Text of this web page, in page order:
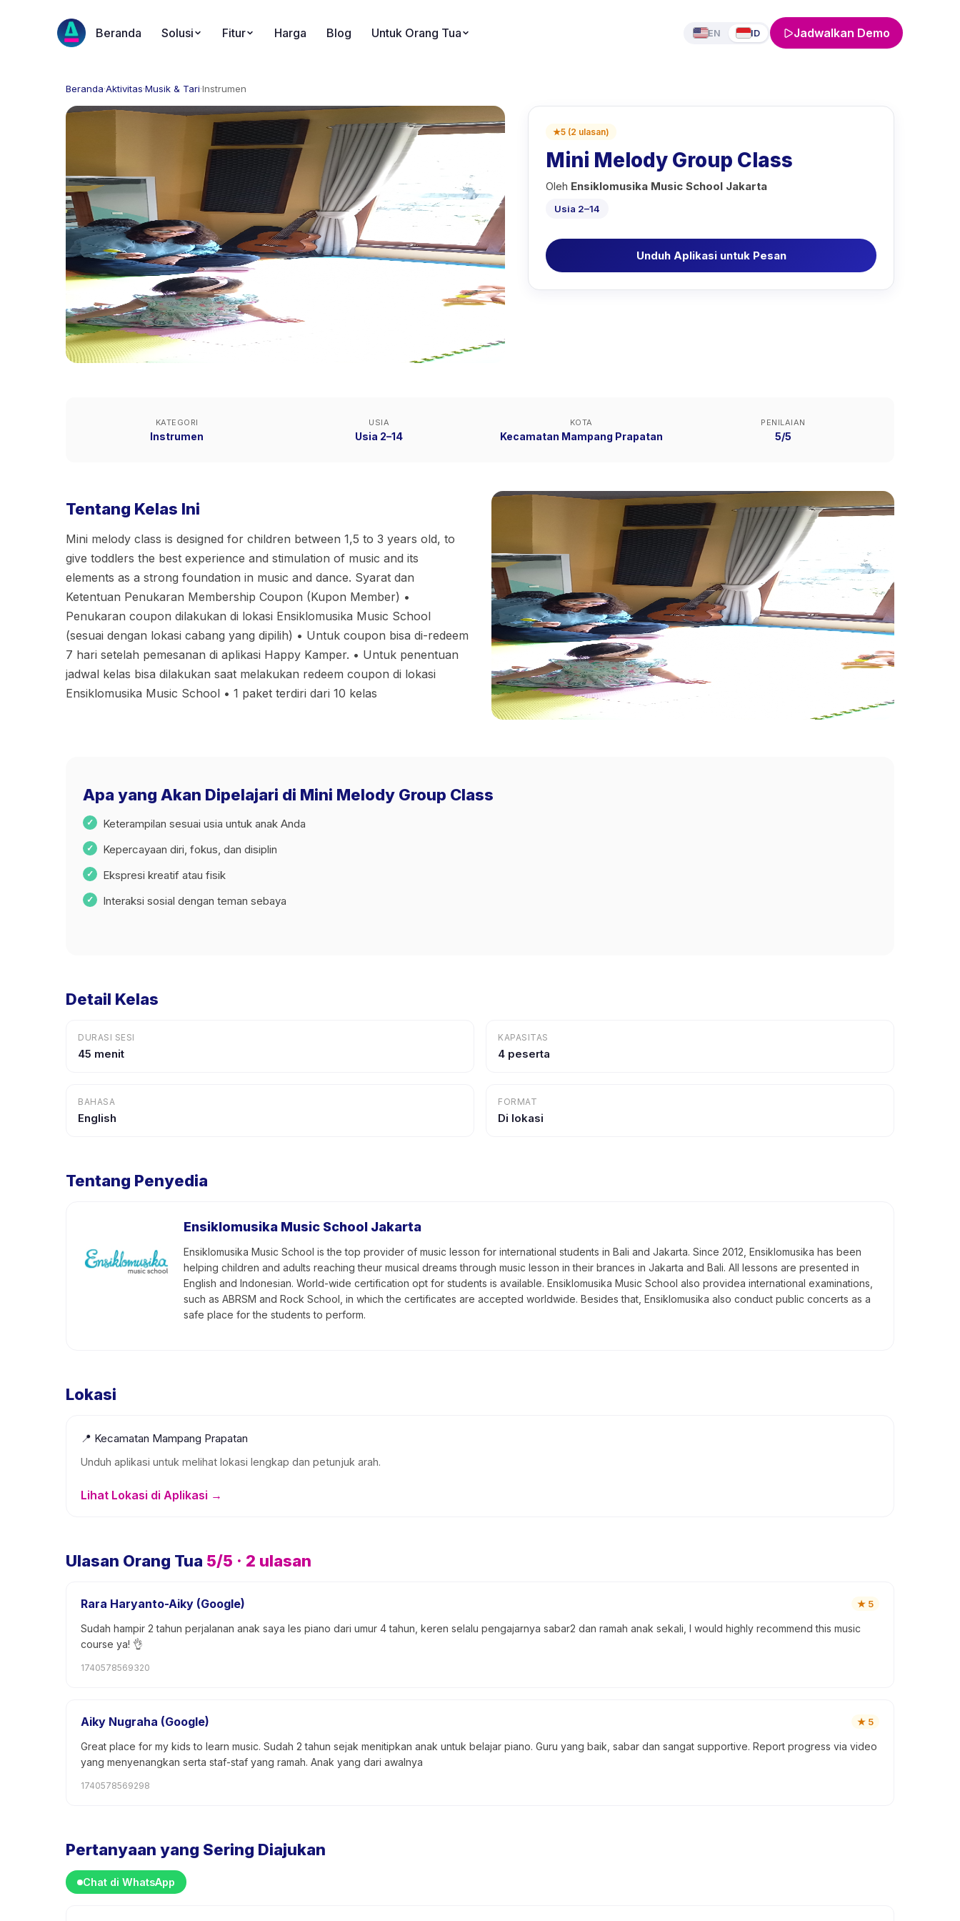
Beranda Solusi Fitur Harga Blog Untuk Orang Tua EN ID Jadwalkan Demo
Beranda·Aktivitas·Musik & Tari·Instrumen
★5 (2 ulasan)
Mini Melody Group Class
Oleh Ensiklomusika Music School Jakarta
Usia 2–14
Unduh Aplikasi untuk Pesan
KATEGORI
Instrumen
USIA
Usia 2–14
KOTA
Kecamatan Mampang Prapatan
PENILAIAN
5/5
Tentang Kelas Ini
Mini melody class is designed for children between 1,5 to 3 years old, to
give toddlers the best experience and stimulation of music and its
elements as a strong foundation in music and dance. Syarat dan
Ketentuan Penukaran Membership Coupon (Kupon Member) •
Penukaran coupon dilakukan di lokasi Ensiklomusika Music School
(sesuai dengan lokasi cabang yang dipilih) • Untuk coupon bisa di-redeem
7 hari setelah pemesanan di aplikasi Happy Kamper. • Untuk penentuan
jadwal kelas bisa dilakukan saat melakukan redeem coupon di lokasi
Ensiklomusika Music School • 1 paket terdiri dari 10 kelas
Apa yang Akan Dipelajari di Mini Melody Group Class
Keterampilan sesuai usia untuk anak Anda
Kepercayaan diri, fokus, dan disiplin
Ekspresi kreatif atau fisik
Interaksi sosial dengan teman sebaya
Detail Kelas
DURASI SESI
45 menit
KAPASITAS
4 peserta
BAHASA
English
FORMAT
Di lokasi
Tentang Penyedia
Ensiklomusika Music School Jakarta
Ensiklomusika Music School is the top provider of music lesson for international students in Bali and Jakarta. Since 2012, Ensiklomusika has been
helping children and adults reaching theur musical dreams through music lesson in their brances in Jakarta and Bali. All lessons are presented in
English and Indonesian. World-wide certification opt for students is available. Ensiklomusika Music School also providea international examinations,
such as ABRSM and Rock School, in which the certificates are accepted worldwide. Besides that, Ensiklomusika also conduct public concerts as a
safe place for the students to perform.
Lokasi
📍 Kecamatan Mampang Prapatan
Unduh aplikasi untuk melihat lokasi lengkap dan petunjuk arah.
Lihat Lokasi di Aplikasi →
Ulasan Orang Tua 5/5 · 2 ulasan
Rara Haryanto-Aiky (Google) ★ 5
Sudah hampir 2 tahun perjalanan anak saya les piano dari umur 4 tahun, keren selalu pengajarnya sabar2 dan ramah anak sekali, I would highly recommend this music
course ya! 👌
1740578569320
Aiky Nugraha (Google) ★ 5
Great place for my kids to learn music. Sudah 2 tahun sejak menitipkan anak untuk belajar piano. Guru yang baik, sabar dan sangat supportive. Report progress via video
yang menyenangkan serta staf-staf yang ramah. Anak yang dari awalnya
1740578569298
Pertanyaan yang Sering Diajukan
Chat di WhatsApp